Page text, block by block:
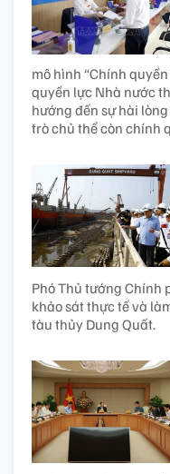
mô hình “Chính
quyền lực Nhà nước
hướng đến sự hài
trò chủ thể còn chính
Phó Thủ tướng Chính
khảo sát thực tế và
tàu thủy Dung Quất.